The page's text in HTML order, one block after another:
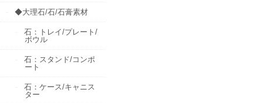
◆大理石/石/石膏素材
石：トレイ/プレート/
ボウル
石：スタンド/コンポ
ート
石：ケース/キャニス
ター